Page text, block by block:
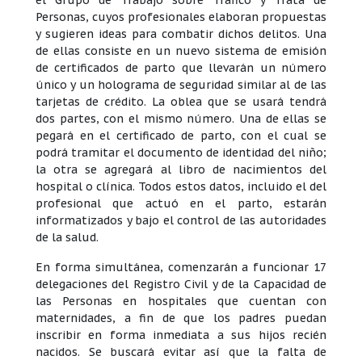
Personas, cuyos profesionales elaboran propuestas
y sugieren ideas para combatir dichos delitos. Una
de ellas consiste en un nuevo sistema de emisión
de certificados de parto que llevarán un número
único y un holograma de seguridad similar al de las
tarjetas de crédito. La oblea que se usará tendrá
dos partes, con el mismo número. Una de ellas se
pegará en el certificado de parto, con el cual se
podrá tramitar el documento de identidad del niño;
la otra se agregará al libro de nacimientos del
hospital o clínica. Todos estos datos, incluido el del
profesional que actuó en el parto, estarán
informatizados y bajo el control de las autoridades
de la salud.
En forma simultánea, comenzarán a funcionar 17
delegaciones del Registro Civil y de la Capacidad de
las Personas en hospitales que cuentan con
maternidades, a fin de que los padres puedan
inscribir en forma inmediata a sus hijos recién
nacidos. Se buscará evitar así que la falta de